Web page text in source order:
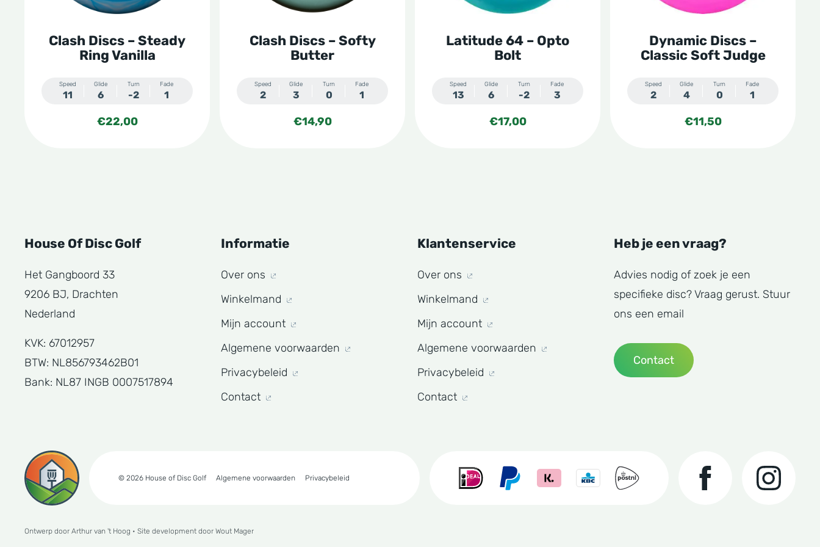
Clash Discs – Steady
Ring Vanilla
Speed
11
Glide
6
Turn
-2
Fade
1
€22,00
worden
Clash Discs – Softy
Butter
Speed
2
Glide
3
Turn
0
Fade
1
€14,90
worden
Latitude 64 – Opto
Bolt
Speed
13
Glide
6
Turn
-2
Fade
3
€17,00
worden
Dynamic Discs –
Classic Soft Judge
Speed
2
Glide
4
Turn
0
Fade
1
€11,50
worden
House Of Disc Golf
Het Gangboord 33
9206 BJ, Drachten
Nederland
KVK: 67012957
BTW: NL856793462B01
Bank: NL87 INGB 0007517894
Informatie
Over ons
Winkelmand
Mijn account
Algemene voorwaarden
Privacybeleid
Contact
Klantenservice
Over ons
Winkelmand
Mijn account
Algemene voorwaarden
Privacybeleid
Contact
Heb je een vraag?
Advies nodig of zoek je een
specifieke disc? Vraag gerust. Stuur
ons een email
Contact
© 2026 House of Disc Golf Algemene voorwaarden Privacybeleid
Ontwerp door Arthur van 't Hoog • Site development door Wout Mager